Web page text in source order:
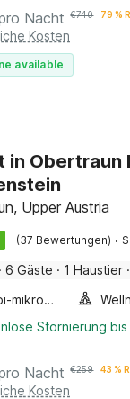
Nacht €740 79 %
Kosten
available
in Obertraun
Upper Austria
(37 Bewertungen) ·
· 6 Gäste · 1 Haustier ·
Kombi-mikrowelle
Stornierung
Nacht €259 43 %
Kosten